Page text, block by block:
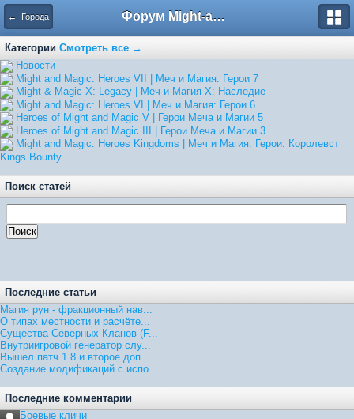
← Города Форум Might-and-Magic.ru
Категории Смотреть все →
Hовости
Might and Magic: Heroes VII | Меч и Магия: Герои 7
Might & Magic X: Legacy | Меч и Магия X: Наследие
Might and Magic: Heroes VI | Меч и Магия: Герои 6
Heroes of Might and Magic V | Герои Меча и Магии 5
Heroes of Might and Magic III | Герои Меча и Магии 3
Might and Magic: Heroes Kingdoms | Меч и Магия: Герои. Королевст
Kings Bounty
Поиск статей
Последние статьи
Магия рун - фракционный нав...
О типах местности и расчёте...
Существа Северных Кланов (F...
Внутриигровой генератор слу...
Вышел патч 1.8 и второе доп...
Создание модификаций с испо...
Последние комментарии
Боевые кличи